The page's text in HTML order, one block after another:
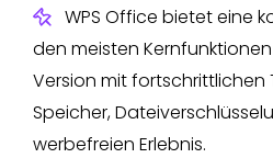
WPS Office bietet eine
den meisten
Version mit fortschrittlichen
Speicher,
werbefreien Erlebnis.